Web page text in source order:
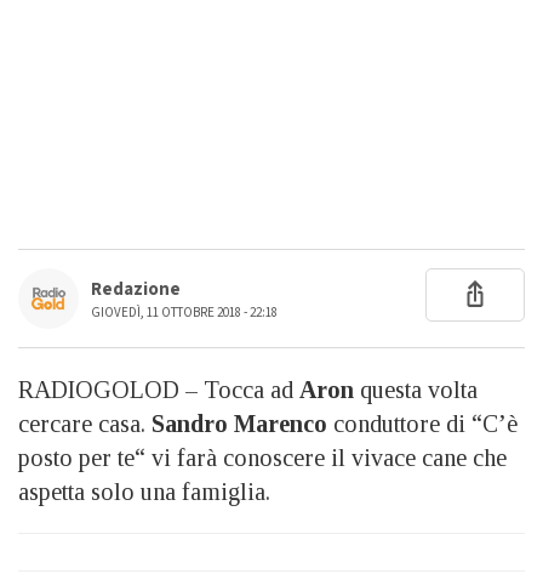
Redazione
GIOVEDÌ, 11 OTTOBRE 2018 - 22:18
RADIOGOLOD – Tocca ad Aron questa volta
cercare casa. Sandro Marenco conduttore di “C’è
posto per te“ vi farà conoscere il vivace cane che
aspetta solo una famiglia.